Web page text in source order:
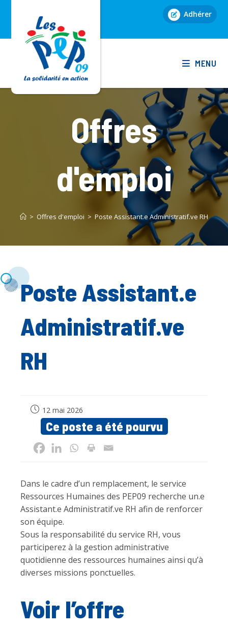
Adhérer
MENU
Offres
d'emploi
> Offres d'emploi > Poste Assistant.e Administratif.ve RH
Poste Assistant.e
Administratif.ve
RH
Publication
publiée :
12 mai 2026
Ce poste a été pourvu
Dans le cadre d’un remplacement, le service
Ressources Humaines des PEP09 recherche un.e
Assistant.e Administratif.ve RH afin de renforcer
son équipe.
Sous la responsabilité du service RH, vous
participerez à la gestion administrative
quotidienne des ressources humaines ainsi qu’à
diverses missions ponctuelles.
Voir l’offre